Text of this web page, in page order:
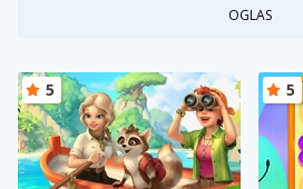
OGLAS
5 5